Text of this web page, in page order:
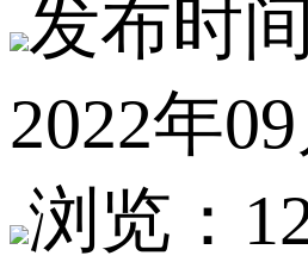
发布时
2022年
浏览：